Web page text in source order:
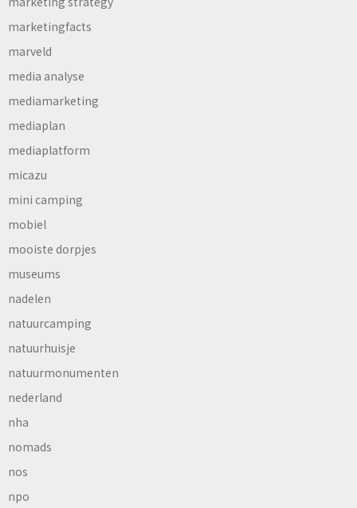
marketingfacts
marveld
media analyse
mediamarketing
mediaplan
mediaplatform
micazu
mini camping
mobiel
mooiste dorpjes
museums
nadelen
natuurcamping
natuurhuisje
natuurmonumenten
nederland
nha
nomads
nos
npo